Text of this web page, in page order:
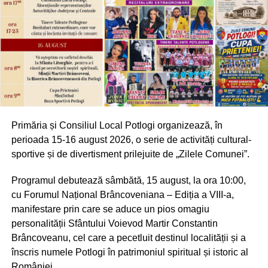
Primăria și Consiliul Local Potlogi organizează, în
perioada 15-16 august 2026, o serie de activități cultural-
sportive și de divertisment prilejuite de „Zilele Comunei”.
Programul debutează sâmbătă, 15 august, la ora 10:00,
cu Forumul Național Brâncoveniana – Ediția a VIII-a,
manifestare prin care se aduce un pios omagiu
personalității Sfântului Voievod Martir Constantin
Brâncoveanu, cel care a pecetluit destinul localității și a
înscris numele Potlogi în patrimoniul spiritual și istoric al